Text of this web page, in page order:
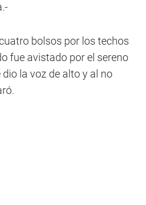
bolsos por los techos
fue avistado por el sereno
la voz de alto y al no